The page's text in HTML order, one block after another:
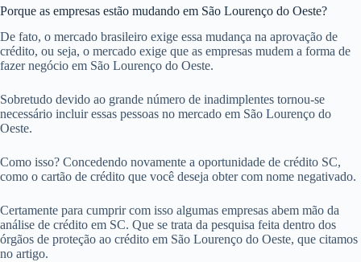
Porque as empresas estão mudando em São Lourenço do Oeste?
De fato, o mercado brasileiro exige essa mudança na aprovação de
crédito, ou seja, o mercado exige que as empresas mudem a forma de
fazer negócio em São Lourenço do Oeste.
Sobretudo devido ao grande número de inadimplentes tornou-se
necessário incluir essas pessoas no mercado em São Lourenço do
Oeste.
Como isso? Concedendo novamente a oportunidade de crédito SC,
como o cartão de crédito que você deseja obter com nome negativado.
Certamente para cumprir com isso algumas empresas abem mão da
análise de crédito em SC. Que se trata da pesquisa feita dentro dos
órgãos de proteção ao crédito em São Lourenço do Oeste, que citamos
no artigo.